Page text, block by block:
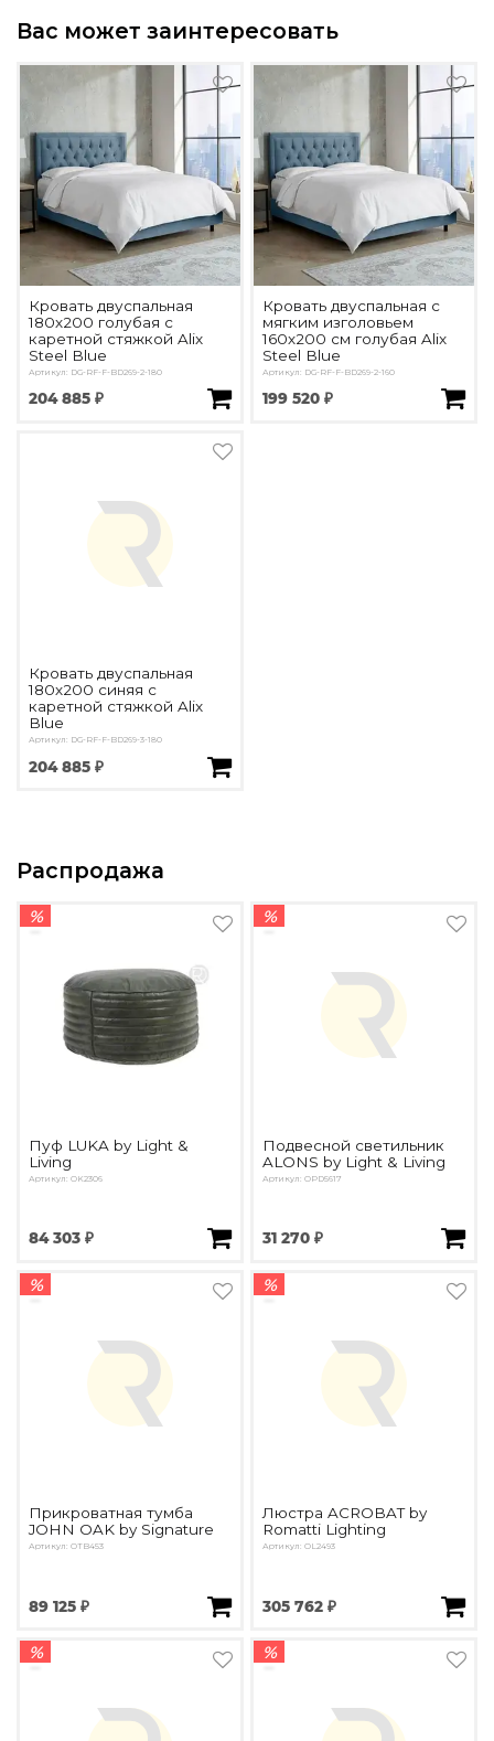
Вас может заинтересовать
Кровать двуспальная
180х200 голубая с
каретной стяжкой Alix
Steel Blue
Артикул: DG-RF-F-BD269-2-180
204 885 ₽
Кровать двуспальная с
мягким изголовьем
160х200 см голубая Alix
Steel Blue
Артикул: DG-RF-F-BD269-2-160
199 520 ₽
Кровать двуспальная
180х200 синяя с
каретной стяжкой Alix
Blue
Артикул: DG-RF-F-BD269-3-180
204 885 ₽
Распродажа
%
Пуф LUKA by Light &
Living
Артикул: OK2306
84 303 ₽
%
Подвесной светильник
ALONS by Light & Living
Артикул: OPD5617
31 270 ₽
%
Прикроватная тумба
JOHN OAK by Signature
Артикул: OTB453
89 125 ₽
%
Люстра ACROBAT by
Romatti Lighting
Артикул: OL2493
305 762 ₽
% %